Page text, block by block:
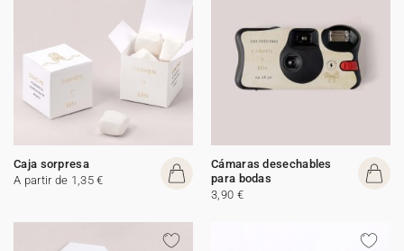
Caja sorpresa
A partir de 1,35 €
Cámaras desechables
para bodas
3,90 €